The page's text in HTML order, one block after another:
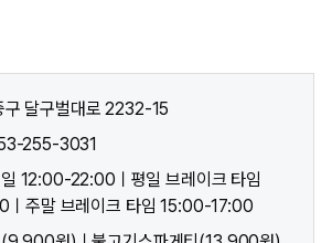
구 달구벌대로 2232-15
255-3031
12:00-22:00ㅣ평일 브레이크 타임
주말 브레이크 타임 15:00-17:00